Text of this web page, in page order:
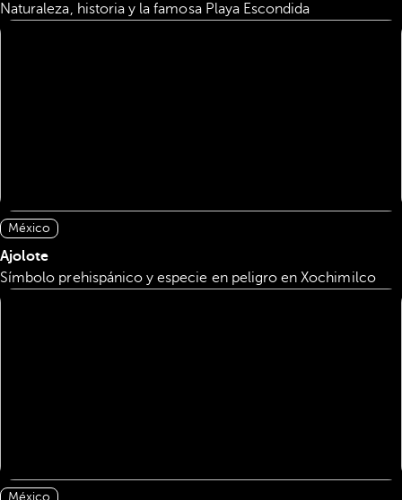
Naturaleza, historia y la famosa Playa Escondida
México
Ajolote
Símbolo prehispánico y especie en peligro en Xochimilco
México